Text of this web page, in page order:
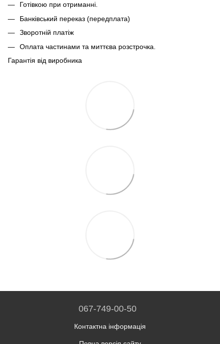
Готівкою при отриманні.
Банківський переказ (передплата)
Зворотній платіж
Оплата частинами та миттєва розстрочка.
Гарантія від виробника
067-749-00-50
Контактна інформація